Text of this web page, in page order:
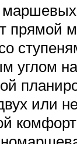
прямой
углом
или